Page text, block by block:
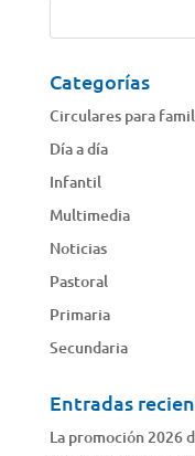
Categorías
Circulares para
Día a día
Infantil
Multimedia
Noticias
Pastoral
Primaria
Secundaria
Entradas
La promoción 2026